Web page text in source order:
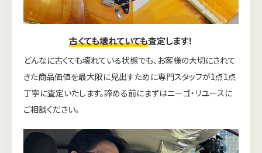
古くても壊れていても査定します！
どんなに古くても壊れている状態でも、お客様の大切にされて
きた商品価値を最大限に見出すために専門スタッフが1点1点
丁寧に査定いたします。諦める前にまずはニーゴ・リユースに
ご相談ください。